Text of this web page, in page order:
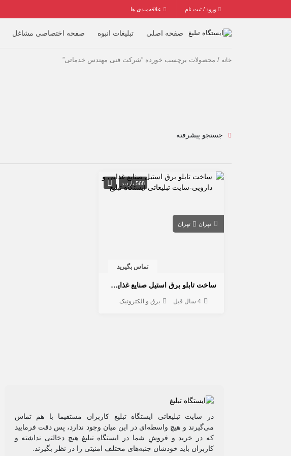
ورود / ثبت نام علاقه‌مندی ها
صفحه اصلی تبلیغات انبوه صفحه اختصاصی مشاغل
خانه / محصولات برچسب خورده “شرکت فنی مهندس خدماتی”
جستجو پیشرفته
568 بازدید
تهران تهران
تماس بگیرید
ساخت تابلو برق استیل صنایع غذایی و دارویی | سورنا صنعت بیستون
4 سال قبل برق و الکترونیک
در سایت تبلیغاتی ایستگاه تبلیغ کاربران مستقیما با هم تماس
می‌گیرند و هیچ واسطه‌ای در این میان وجود ندارد، پس دقت فرمایید
که در خرید و فروشِ شما در ایستگاه تبلیغ هیچ دخالتی نداشته و
کاربران باید خودشان جنبه‌های مختلف امنیتی را در نظر بگیرند.